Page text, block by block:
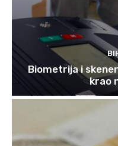
Biometrija i
krao